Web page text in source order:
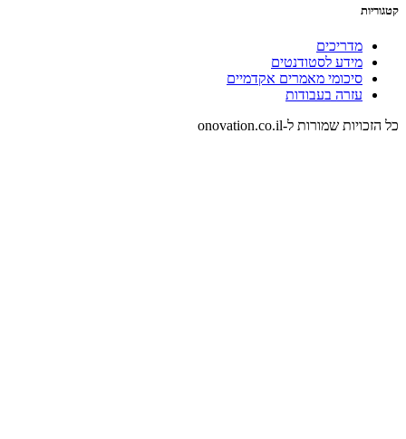
קטגוריות
מדריכים
מידע לסטודנטים
סיכומי מאמרים אקדמיים
עזרה בעבודות
כל הזכויות שמורות ל-onovation.co.il